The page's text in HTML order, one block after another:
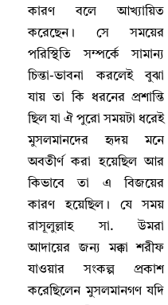
কারণ বলে আখ্যায়িত
করেছেন । সে সময়ের
পরিস্থিতি সম্পর্কে সামান্য
চিন্তা-ভাবনা করলেই বুঝা
যায় তা কি ধরনের প্রশান্তি
ছিল যা ঐ পুরো সময়টা ধরেই
মুসলমানদের হৃদয় মনে
অবতীর্ণ করা হয়েছিল আর
কিভাবে তা এ বিজয়ের
কারণ হয়েছিল। যে সময়
রাসূলুল্লাহ সা. উমরা
আদায়ের জন্য মক্কা শরীফ
যাওয়ার সংকল্প প্রকাশ
করেছিলেন মুসলমানগণ যদি